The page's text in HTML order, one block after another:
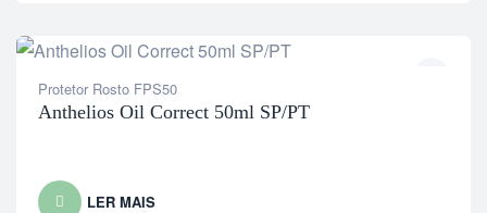
Protetor Rosto FPS50
Anthelios Oil Correct 50ml SP/PT
LER MAIS